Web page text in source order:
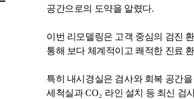
공간으로의 도약을 알렸다.
이번 리모델링은 고객 중심의 검진
통해 보다 체계적이고 쾌적한 진료
특히 내시경실은 검사와 회복 공간
세척실과CO₂ 라인 설치 등 최신 검